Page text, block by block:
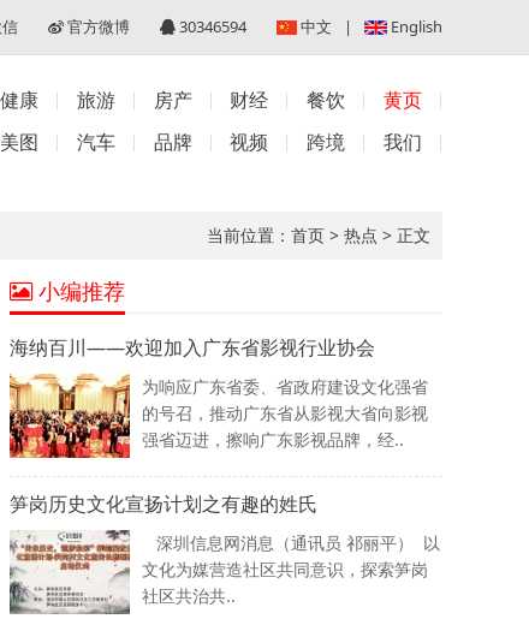
中文 | English
30346594
官方微博
健康 旅游 房产 财经 餐饮
黄页
美图 汽车 品牌 视频 跨境 我们
当前位置： 首页 > 热点 > 正文
小编推荐
海纳百川——欢迎加入广东省影视行业协会
为响应广东省委、省政府建设文化强省
的号召，推动广东省从影视大省向影视
强省迈进，擦响广东影视品牌，经..
笋岗历史文化宣扬计划之有趣的姓氏
深圳信息网消息（通讯员 祁丽平） 以
文化为媒营造社区共同意识，探索笋岗
社区共治共..